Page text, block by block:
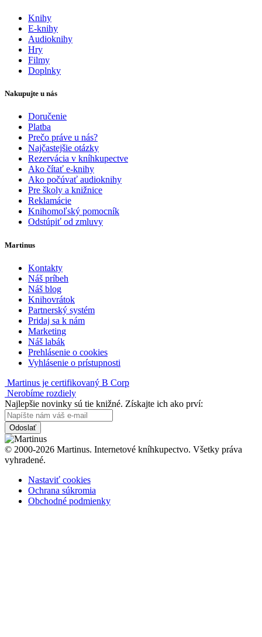
Knihy
E-knihy
Audioknihy
Hry
Filmy
Doplnky
Nakupujte u nás
Doručenie
Platba
Prečo práve u nás?
Najčastejšie otázky
Rezervácia v kníhkupectve
Ako čítať e-knihy
Ako počúvať audioknihy
Pre školy a knižnice
Reklamácie
Knihomoľský pomocník
Odstúpiť od zmluvy
Martinus
Kontakty
Náš príbeh
Náš blog
Knihovrátok
Partnerský systém
Pridaj sa k nám
Marketing
Náš labák
Prehlásenie o cookies
Vyhlásenie o prístupnosti
Martinus je certifikovaný B Corp
Nerobíme rozdiely
Najlepšie novinky sú tie knižné. Získajte ich ako prví:
Odoslať
© 2000-2026 Martinus. Internetové kníhkupectvo. Všetky práva
vyhradené.
Nastaviť cookies
Ochrana súkromia
Obchodné podmienky